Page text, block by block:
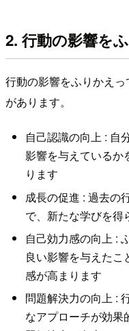
2. 行動の影響を
行動の影響をふりかえ
があります。
自己認識の向上 : 自
影響を与えているか
ります
成長の促進 : 過去の
で、新たな学びを得
自己効力感の向上 :
良い影響を与えたこ
感が高まります
問題解決力の向上 :
なアプローチが効果